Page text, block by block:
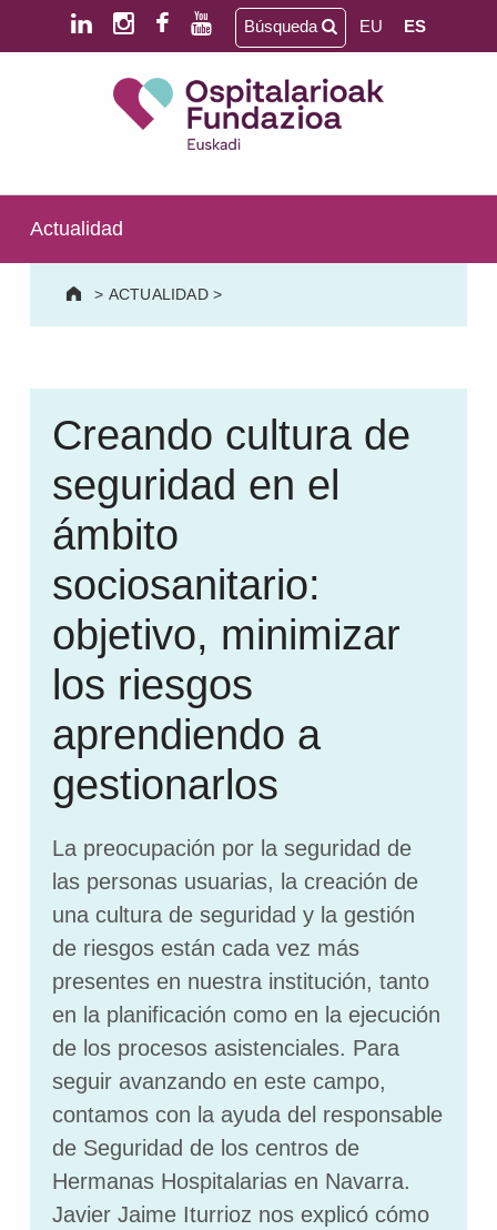
Saltar al contenido principal
Saltar al pie de página
SALUD MENTAL | DISCAPACIDAD INTELECTUAL | NEURORREHABILITACIÓN Y DAÑO CEREBRAL | PERSONA MAYOR
Búsqueda EU ES
Actualidad
> ACTUALIDAD>
Creando cultura de
seguridad en el
ámbito
sociosanitario:
objetivo, minimizar
los riesgos
aprendiendo a
gestionarlos
La preocupación por la seguridad de
las personas usuarias, la creación de
una cultura de seguridad y la gestión
de riesgos están cada vez más
presentes en nuestra institución, tanto
en la planificación como en la ejecución
de los procesos asistenciales. Para
seguir avanzando en este campo,
contamos con la ayuda del responsable
de Seguridad de los centros de
Hermanas Hospitalarias en Navarra.
Javier Jaime Iturrioz nos explicó cómo